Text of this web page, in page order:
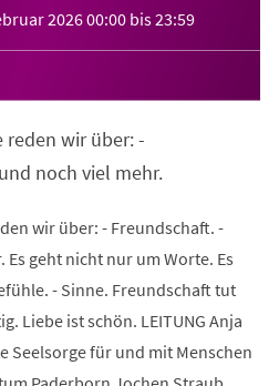
202600:00 bis23:59
reden wir über: -
noch viel mehr.
wir über: - Freundschaft. -
geht nicht nur um Worte. Es
- Sinne. Freundschaft tut
Liebe ist schön. LEITUNG Anja
Seelsorge für und mit Menschen